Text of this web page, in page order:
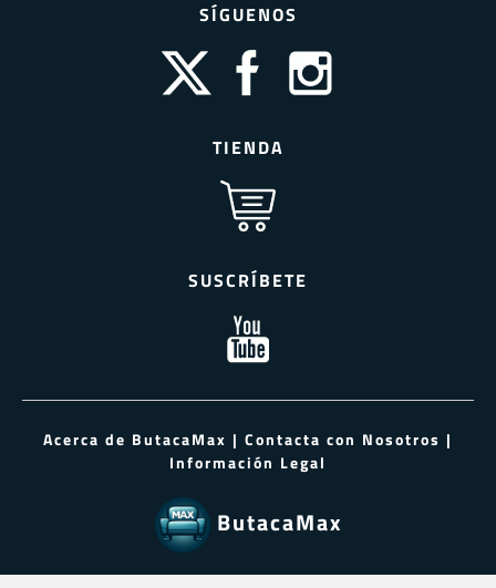
SÍGUENOS
TIENDA
SUSCRÍBETE
Acerca de ButacaMax | Contacta con Nosotros |
Información Legal
ButacaMax